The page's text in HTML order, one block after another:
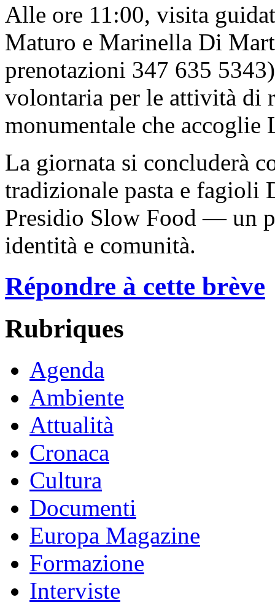
Alle ore 11:00, visita
Maturo e Marinella Di
prenotazioni 347 635
volontaria per le attività di
monumentale che accoglie
La giornata si concluderà
tradizionale pasta e fagioli
Presidio Slow Food — un
identità e comunità.
Répondre à cette brève
Rubriques
Agenda
Ambiente
Attualità
Cronaca
Cultura
Documenti
Europa Magazine
Formazione
Interviste